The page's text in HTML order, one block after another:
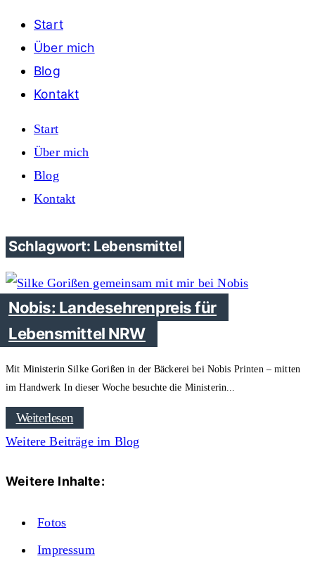
Start
Über mich
Blog
Kontakt
Start
Über mich
Blog
Kontakt
Schlagwort: Lebensmittel
Nobis: Landesehrenpreis für
Lebensmittel NRW
Mit Ministerin Silke Gorißen in der Bäckerei bei Nobis Printen – mitten
im Handwerk In dieser Woche besuchte die Ministerin
Weiterlesen
Weitere Beiträge im Blog
Weitere Inhalte:
Fotos
Impressum